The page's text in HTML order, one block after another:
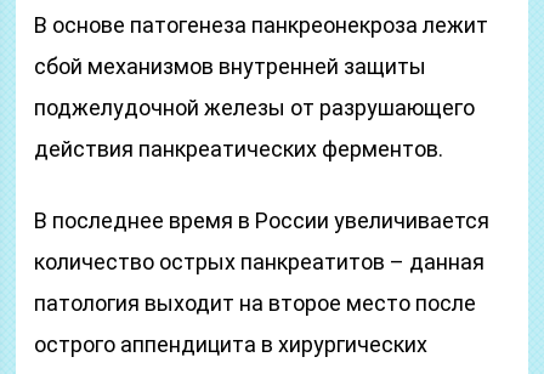
В основе патогенеза панкреонекроза лежит
сбой механизмов внутренней защиты
поджелудочной железы от разрушающего
действия панкреатических ферментов.
В последнее время в России увеличивается
количество острых панкреатитов – данная
патология выходит на второе место после
острого аппендицита в хирургических